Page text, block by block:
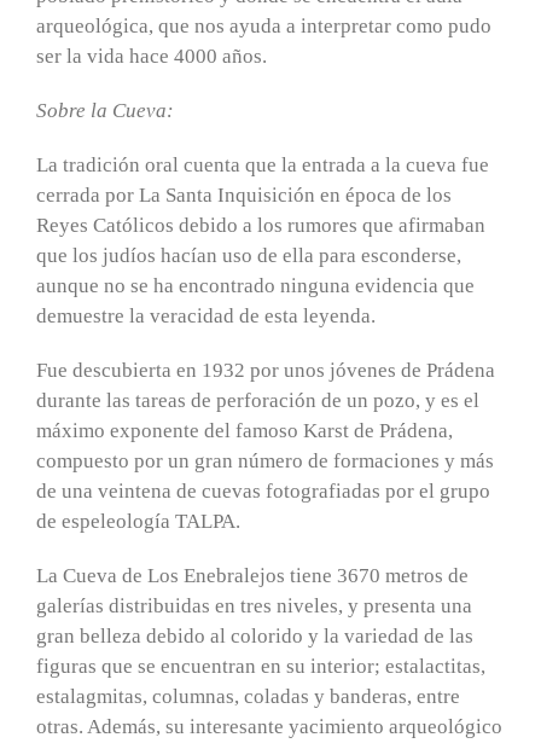
arqueológica, que nos ayuda a interpretar como pudo
ser la vida hace 4000 años.
Sobre la Cueva:
La tradición oral cuenta que la entrada a la cueva fue
cerrada por La Santa Inquisición en época de los
Reyes Católicos debido a los rumores que afirmaban
que los judíos hacían uso de ella para esconderse,
aunque no se ha encontrado ninguna evidencia que
demuestre la veracidad de esta leyenda.
Fue descubierta en 1932 por unos jóvenes de Prádena
durante las tareas de perforación de un pozo, y es el
máximo exponente del famoso Karst de Prádena,
compuesto por un gran número de formaciones y más
de una veintena de cuevas fotografiadas por el grupo
de espeleología TALPA.
La Cueva de Los Enebralejos tiene 3670 metros de
galerías distribuidas en tres niveles, y presenta una
gran belleza debido al colorido y la variedad de las
figuras que se encuentran en su interior; estalactitas,
estalagmitas, columnas, coladas y banderas, entre
otras. Además, su interesante yacimiento arqueológico